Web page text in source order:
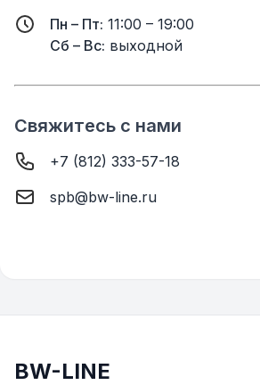
Пн – Пт: 11:00 – 19:00
Сб – Вс: выходной
Свяжитесь с нами
+7 (812) 333-57-18
spb@bw-line.ru
BW-LINE